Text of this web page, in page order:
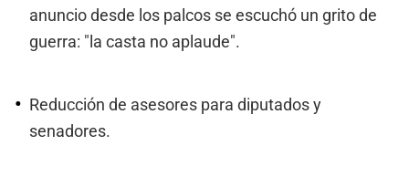
anuncio desde los palcos se escuchó un grito de
guerra: "la casta no aplaude".
Reducción de asesores para diputados y
senadores.